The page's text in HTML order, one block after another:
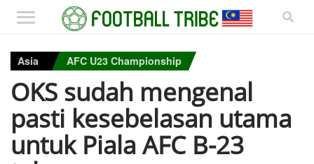
Asia AFC U23 Championship
OKS sudah mengenal
pasti kesebelasan utama
untuk Piala AFC B-23